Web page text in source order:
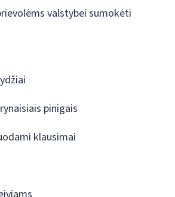
valstybei sumokėti
pinigais
klausimai